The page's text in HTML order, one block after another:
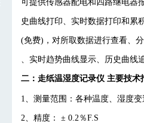
可提供传感器配电和四路继电器
史曲线打印、实时数据打印和累
(免费)，对所取数据进行查看、
、实时趋势曲线显示、历史曲线
二： 走纸温湿度记录仪主要技术
1、测量范围：各种温度、湿度
2、精度： ± 0.2％F.S